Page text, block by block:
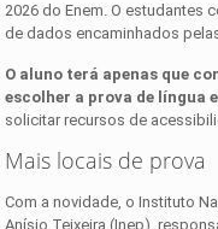
2026 do Enem. O estudantes
de dados encaminhados
O aluno terá apenas que
escolher a prova de língua
solicitar recursos de
Mais locais de prova
Com a novidade, o Instituto
Anísio Teixeira (Inep),